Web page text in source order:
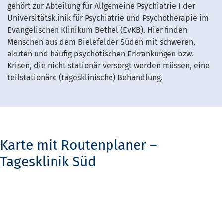
gehört zur Abteilung für Allgemeine Psychiatrie I der
Universitätsklinik für Psychiatrie und Psychotherapie im
Evangelischen Klinikum Bethel (EvKB). Hier finden
Menschen aus dem Bielefelder Süden mit schweren,
akuten und häufig psychotischen Erkrankungen bzw.
Krisen, die nicht stationär versorgt werden müssen, eine
teilstationäre (tagesklinische) Behandlung.
Karte mit Routenplaner –
Tagesklinik Süd